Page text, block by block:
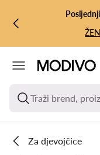
PRIJEĐI NA GLAVNI
PRIJEĐI NA
Traži brend,
Za djevojčice